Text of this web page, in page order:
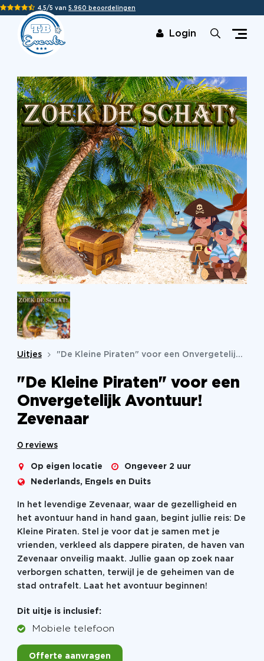
4,5/5 van 5.960 beoordelingen
Login
Uitjes "De Kleine Piraten" voor een Onvergetelijk Avontuur!
"De Kleine Piraten" voor een
Onvergetelijk Avontuur!
Zevenaar
0 reviews
Op eigen locatie Ongeveer 2 uur
Nederlands, Engels en Duits
In het levendige Zevenaar, waar de gezelligheid en
het avontuur hand in hand gaan, begint jullie reis: De
Kleine Piraten. Stel je voor dat je samen met je
vrienden, verkleed als dappere piraten, de haven van
Zevenaar onveilig maakt. Jullie gaan op zoek naar
verborgen schatten, terwijl je de geheimen van de
stad ontrafelt. Laat het avontuur beginnen!
Dit uitje is inclusief:
Mobiele telefoon
Offerte aanvragen